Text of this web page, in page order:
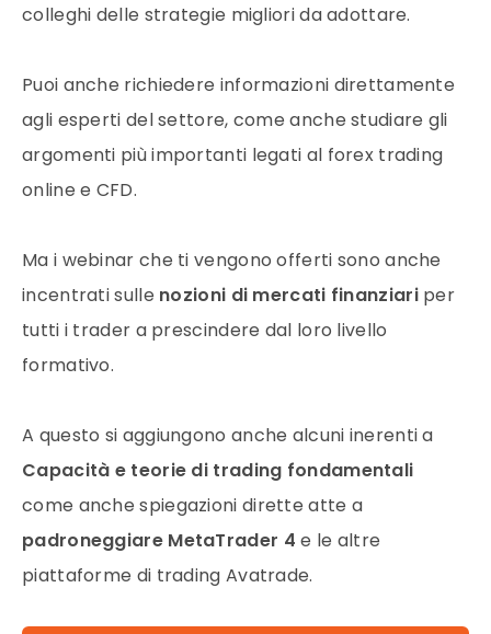
colleghi delle strategie migliori da adottare.
Puoi anche richiedere informazioni direttamente
agli esperti del settore, come anche studiare gli
argomenti più importanti legati al forex trading
online e CFD.
Ma i webinar che ti vengono offerti sono anche
incentrati sulle nozioni di mercati finanziariper
tutti i trader a prescindere dal loro livello
formativo.
A questo si aggiungono anche alcuni inerenti a
Capacità e teorie di trading fondamentali
come anche spiegazioni dirette atte a
padroneggiare MetaTrader 4 e le altre
piattaforme di trading Avatrade.